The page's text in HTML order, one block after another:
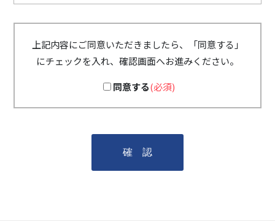
上記内容にご同意いただきましたら、「同意する」
にチェックを入れ、確認画面へお進みください。
同意する(必須)
確 認